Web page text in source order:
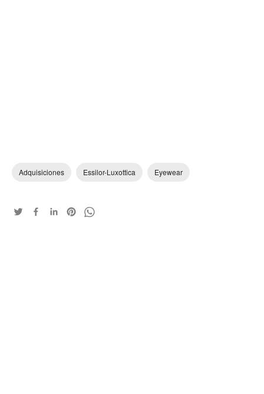
Adquisiciones Essilor-Luxottica Eyewear